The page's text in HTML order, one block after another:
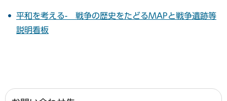
平和を考える- 戦争の歴史をたどるMAPと戦争遺跡等
説明看板